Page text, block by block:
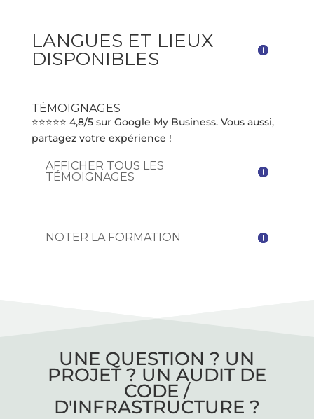
LANGUES ET LIEUX
DISPONIBLES
TÉMOIGNAGES
⭐⭐⭐⭐⭐ 4,8/5 sur Google My Business. Vous aussi,
partagez votre expérience !
AFFICHER TOUS LES
TÉMOIGNAGES
NOTER LA FORMATION
UNE QUESTION ? UN
PROJET ? UN AUDIT DE
CODE /
D'INFRASTRUCTURE ?